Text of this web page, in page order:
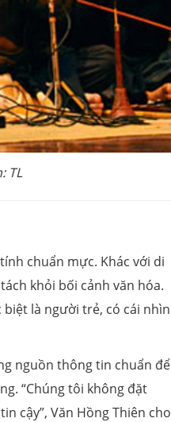
TL
chuẩn mực. Khác với di
khỏi bối cảnh văn hóa.
là người trẻ, có cái nhìn
nguồn thông tin chuẩn để
“Chúng tôi không đặt
cậy”, Văn Hồng Thiên cho